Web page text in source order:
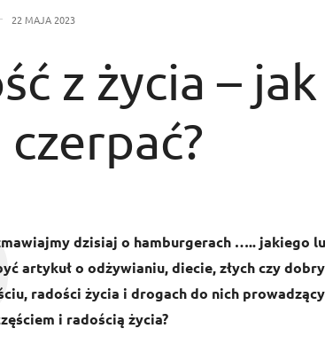
22 MAJA 2023
z życia –
dzisiaj o hamburgerach ….. jakiego
artykuł o odżywianiu, diecie, złych czy
radości życia i drogach do nich
i radością życia?